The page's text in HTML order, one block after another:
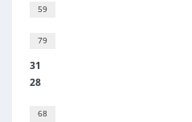
59
79
31
28
68